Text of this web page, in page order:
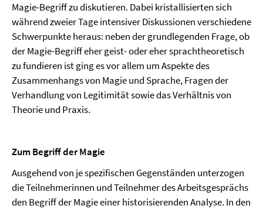
Magie-Begriff zu diskutieren. Dabei kristallisierten sich
während zweier Tage intensiver Diskussionen verschiedene
Schwerpunkte heraus: neben der grundlegenden Frage, ob
der Magie-Begriff eher geist- oder eher sprachtheoretisch
zu fundieren ist ging es vor allem um Aspekte des
Zusammenhangs von Magie und Sprache, Fragen der
Verhandlung von Legitimität sowie das Verhältnis von
Theorie und Praxis.
Zum Begriff der Magie
Ausgehend von je spezifischen Gegenständen unterzogen
die Teilnehmerinnen und Teilnehmer des Arbeitsgesprächs
den Begriff der Magie einer historisierenden Analyse. In den